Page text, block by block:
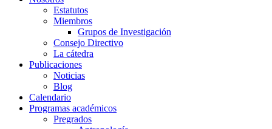
Estatutos
Miembros
Grupos de Investigación
Consejo Directivo
La cátedra
Publicaciones
Noticias
Blog
Calendario
Programas académicos
Pregrados